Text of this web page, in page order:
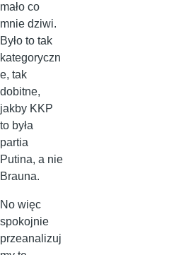
mało co
mnie dziwi.
Było to tak
kategoryczn
e, tak
dobitne,
jakby KKP
to była
partia
Putina, a nie
Brauna.
No więc
spokojnie
przeanalizuj